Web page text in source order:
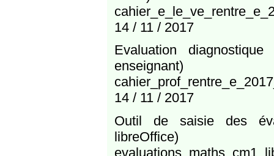
14 / 11 / 2017
Evaluation diagnostique
enseignant)
14 / 11 / 2017
Outil de saisie des
libreOffice)